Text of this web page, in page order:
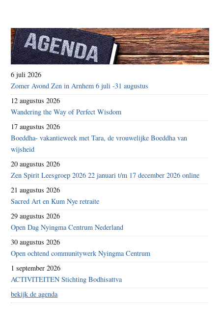
6 juli 2026
Zomer Avond Zen in Arnhem 6 juli -31 augustus
12 augustus 2026
Wandering the Way of Perfect Wisdom
17 augustus 2026
Boeddha- vakantieweek met Tara, de vrouwelijke Boeddha van
wijsheid
20 augustus 2026
Zen Spirit Leesgroep 2026 22 januari t/m 17 december 2026 online
21 augustus 2026
Sacred Art en Kum Nye retraite
29 augustus 2026
Open Dag Nyingma Centrum Nederland
30 augustus 2026
Open ochtend communitywerk Nyingma Centrum
1 september 2026
ACTIVITEITEN Stichting Bodhisattva
bekijk de agenda